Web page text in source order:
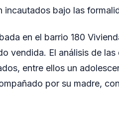
bajo las
en el barrio 180
vendida. El análisis de
entre ellos un
por su madre,